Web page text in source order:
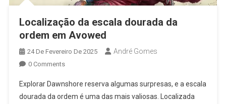
Localização da escala dourada da
ordem em Avowed
24 De Fevereiro De 2025 André Gomes
0 Comments
Explorar Dawnshore reserva algumas surpresas, e a escala
dourada da ordem é uma das mais valiosas. Localizada